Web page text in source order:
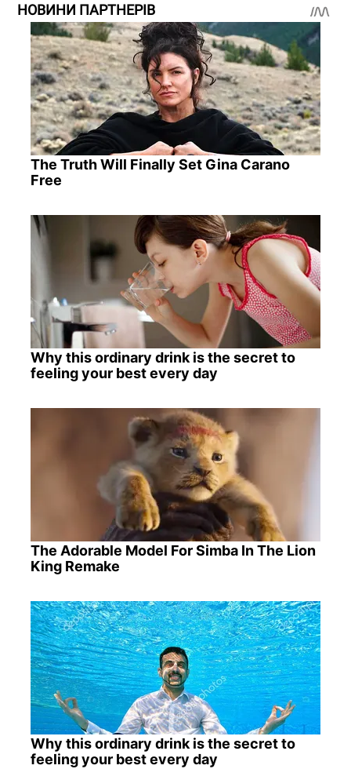
НОВИНИ ПАРТНЕРІВ
The Truth Will Finally Set Gina Carano
Free
Why this ordinary drink is the secret to
feeling your best every day
The Adorable Model For Simba In The Lion
King Remake
Why this ordinary drink is the secret to
feeling your best every day